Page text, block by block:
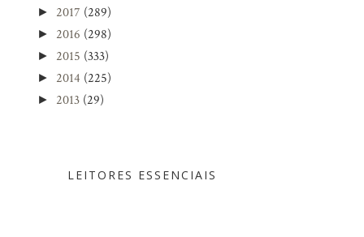
► 2017 (289)
► 2016 (298)
► 2015 (333)
► 2014 (225)
► 2013 (29)
LEITORES ESSENCIAIS